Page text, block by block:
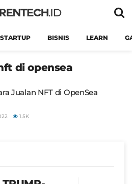
STARTUP BISNIS LEARN
di opensea
Jualan NFT di OpenSea
1.5K